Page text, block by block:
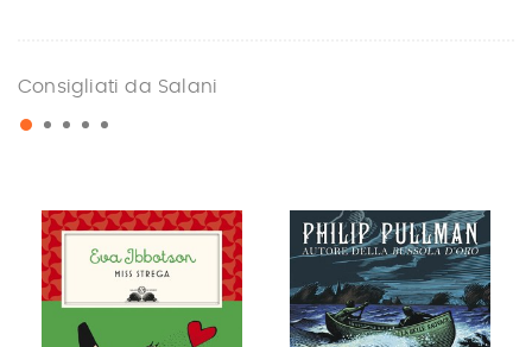
Consigliati da Salani